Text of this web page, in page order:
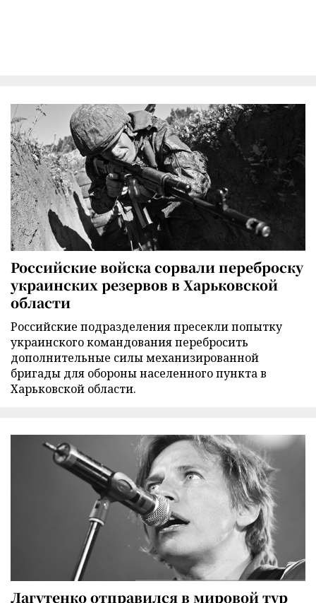
Российские войска сорвали переброску
украинских резервов в Харьковской
области
Российские подразделения пресекли попытку
украинского командования перебросить
дополнительные силы механизированной
бригады для обороны населенного пункта в
Харьковской области.
Лагутенко отправился в мировой тур